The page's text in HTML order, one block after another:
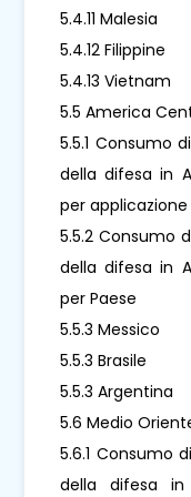
5.4.11 Malesia
5.4.12 Filippine
5.4.13 Vietnam
5.5 America
5.5.1 Consumo
della difesa in
per applicazione
5.5.2 Consumo
della difesa in
per Paese
5.5.3 Messico
5.5.3 Brasile
5.5.3 Argentina
5.6 Medio
5.6.1 Consumo
della difesa